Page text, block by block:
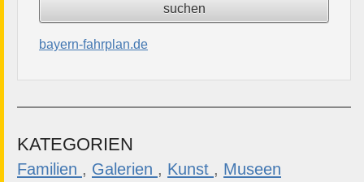
bayern-fahrplan.de
KATEGORIEN
Familien , Galerien , Kunst , Museen